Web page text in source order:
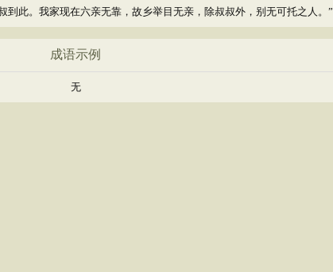
到此。我家现在六亲无靠，故乡举目无亲，除叔叔外，别无可托之人。”
成语示例
无